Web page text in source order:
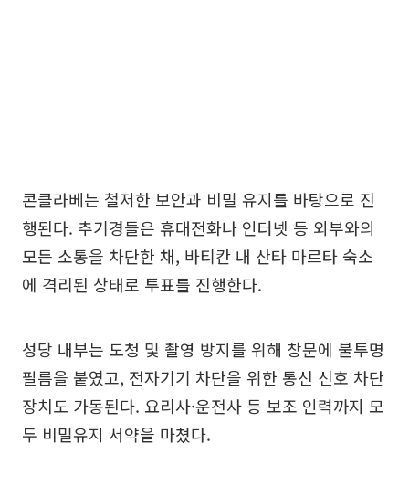
콘클라베는 철저한 보안과 비밀 유지를 바탕으로 진
행된다. 추기경들은 휴대전화나 인터넷 등 외부와의
모든 소통을 차단한 채, 바티칸 내 산타 마르타 숙소
에 격리된 상태로 투표를 진행한다.
성당 내부는 도청 및 촬영 방지를 위해 창문에 불투명
필름을 붙였고, 전자기기 차단을 위한 통신 신호 차단
장치도 가동된다. 요리사·운전사 등 보조 인력까지 모
두 비밀유지 서약을 마쳤다.